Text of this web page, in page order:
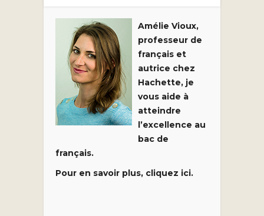
Amélie Vioux,
professeur de
français et
autrice chez
Hachette, je
vous aide à
atteindre
l’excellence au
bac de
français.
Pour en savoir plus, cliquez ici.